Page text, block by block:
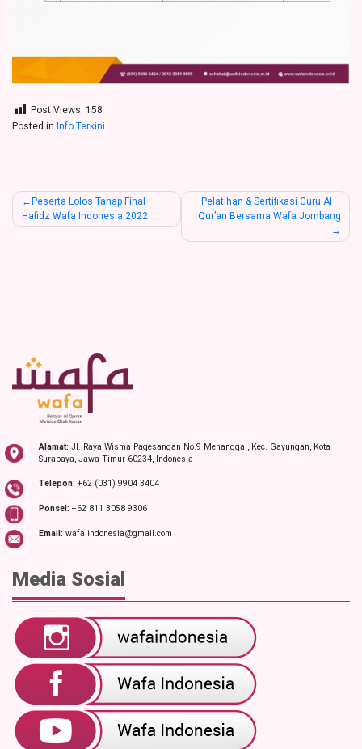
Post Views: 158
Posted in Info Terkini
Post
navigation
Peserta Lolos Tahap Final
Hafidz Wafa Indonesia 2022
Pelatihan & Sertifikasi Guru Al –
Qur’an Bersama Wafa Jombang
Alamat: Jl. Raya Wisma Pagesangan No.9 Menanggal, Kec. Gayungan, Kota
Surabaya, Jawa Timur 60234, Indonesia
Telepon: +62 (031) 9904 3404
Ponsel: +62 811 3058 9306
Email: wafa.indonesia@gmail.com
Media Sosial